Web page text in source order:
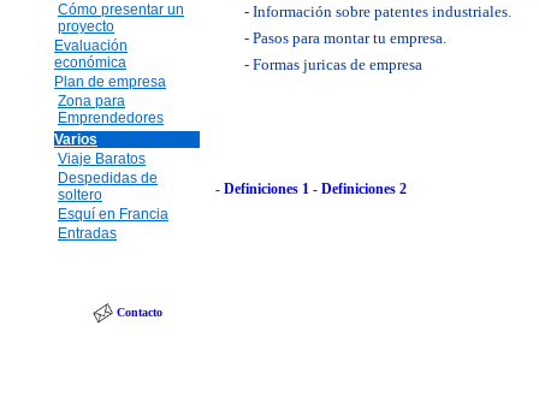
Cómo presentar un
proyecto
Evaluación
económica
Plan de empresa
Zona para
Emprendedores
Varios
Viaje Baratos
Despedidas de
soltero
Esquí en Francia
Entradas
Contacto
- Información sobre patentes industriales.
- Pasos para montar tu empresa.
- Formas juricas de empresa
- Definiciones 1 - Definiciones 2